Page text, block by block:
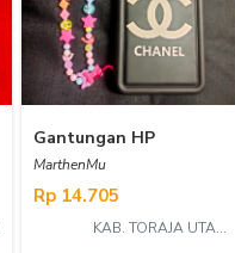
Gantungan HP
MarthenMu
Rp 14.705
KAB. TORAJA UTARA